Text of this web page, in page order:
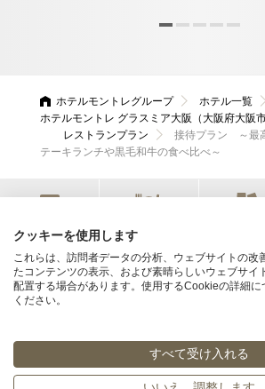
ホテルモントレグループ ホテル一覧
ホテルモントレ グラスミア大阪（大阪府大阪市
レストランプラン
接待プラン ～最
テーキランチや黒毛和牛の食べ比べ～
宿泊 レストラン
ホテルモントレ グラス
© Hotel Monterey Group All rights
クッキーを使用します
これらは、訪問者データの分析、ウェブサイトの改
たコンテンツの表示、および素晴らしいウェブサイ
配置する場合があります。使用するCookieの詳細に
ください。
すべて受け入れる